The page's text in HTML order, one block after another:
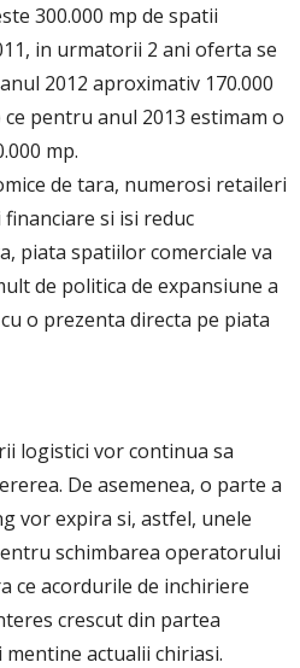
300.000 mp de spatii
in urmatorii 2 ani oferta se
2012 aproximativ 170.000
pentru anul 2013 estimam o
mp.
de tara, numerosi retaileri
si isi reduc
piata spatiilor comerciale va
de politica de expansiune a
o prezenta directa pe piata
logistici vor continua sa
De asemenea, o parte a
vor expira si, astfel, unele
schimbarea operatorului
ce acordurile de inchiriere
crescut din partea
actualii chiriasi.